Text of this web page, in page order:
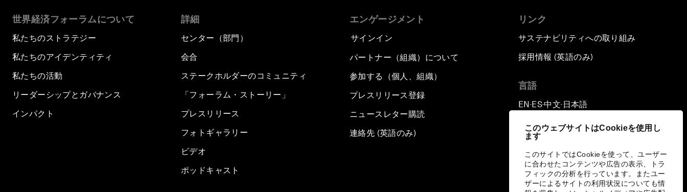
このウェブサイトはCookieを使用し
ます
このサイトではCookieを使って、ユーザー
に合わせたコンテンツや広告の表示、トラ
フィックの分析を行っています。またユー
ザーによるサイトの利用状況についても情
世界経済フォーラムについて
私たちのストラテジー
私たちのアイデンティティ
私たちの活動
リーダーシップとガバナンス
インパクト
詳細
センター（部門）
会合
ステークホルダーのコミュニティ
「フォーラム・ストーリー」
プレスリリース
フォトギャラリー
ビデオ
ポッドキャスト
エンゲージメント
サインイン
パートナー（組織）について
参加する（個人、組織）
プレスリリース登録
ニュースレター購読
連絡先 (英語のみ)
リンク
サステナビリティへの取り組み
採用情報 (英語のみ)
言語
EN ▪ ES▪中文▪ 日本語